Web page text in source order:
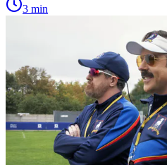
3 min